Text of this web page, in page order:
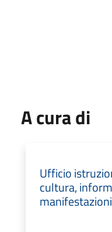
A cura di
Ufficio
cultura,
manifestazioni